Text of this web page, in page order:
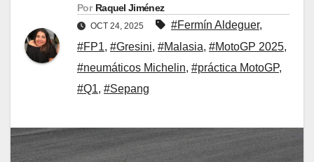
Por Raquel Jiménez
OCT 24, 2025 #Fermín Aldeguer,
#FP1, #Gresini, #Malasia, #MotoGP 2025,
#neumáticos Michelin, #práctica MotoGP,
#Q1, #Sepang